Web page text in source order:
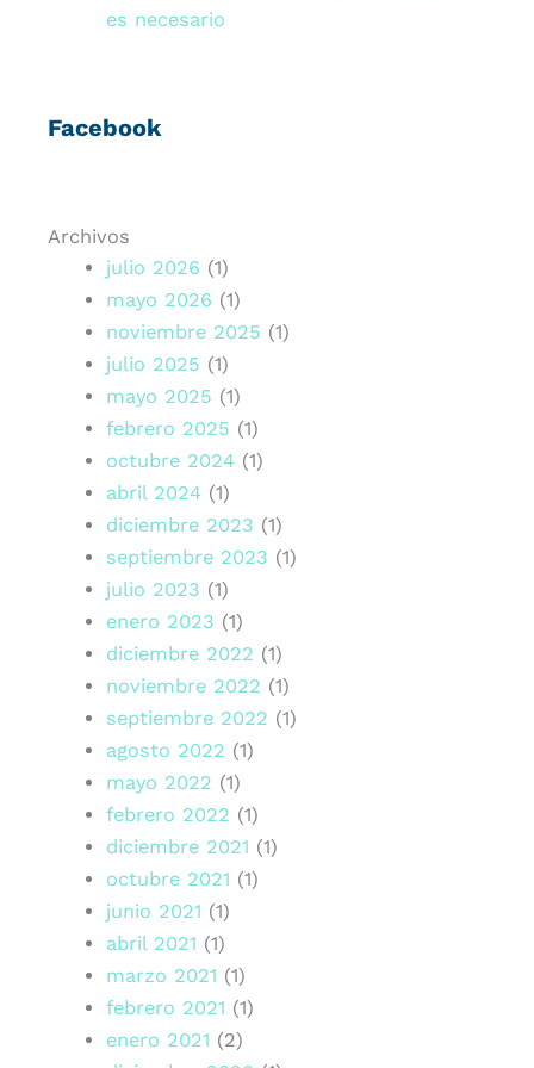
es necesario
Facebook
Archivos
julio 2026 (1)
mayo 2026 (1)
noviembre 2025 (1)
julio 2025 (1)
mayo 2025 (1)
febrero 2025 (1)
octubre 2024 (1)
abril 2024 (1)
diciembre 2023 (1)
septiembre 2023 (1)
julio 2023 (1)
enero 2023 (1)
diciembre 2022 (1)
noviembre 2022 (1)
septiembre 2022 (1)
agosto 2022 (1)
mayo 2022 (1)
febrero 2022 (1)
diciembre 2021 (1)
octubre 2021 (1)
junio 2021 (1)
abril 2021 (1)
marzo 2021 (1)
febrero 2021 (1)
enero 2021 (2)